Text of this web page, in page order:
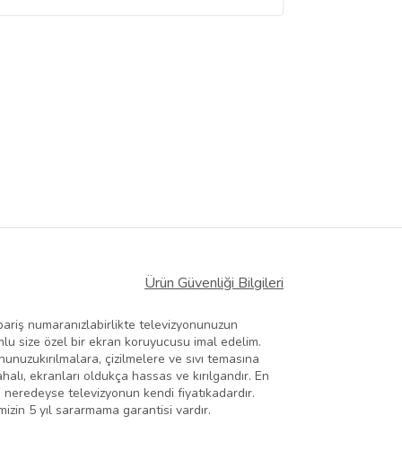
Ürün Güvenliği Bilgileri
numaranızlabirlikte televizyonunuzun
size özel bir ekran koruyucusu imal edelim.
çizilmelere ve sıvı temasına
ekranları oldukça hassas ve kırılgandır. En
televizyonun kendi fiyatıkadardır.
5 yıl sararmama garantisi vardır.